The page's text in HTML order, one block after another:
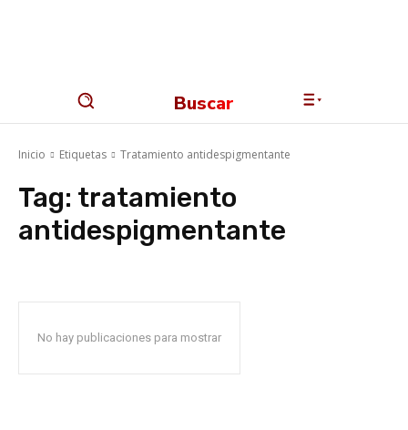
Buscar
Inicio Etiquetas Tratamiento antidespigmentante
Tag: tratamiento
antidespigmentante
No hay publicaciones para mostrar